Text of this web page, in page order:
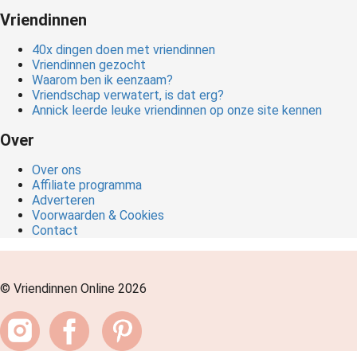
Vriendinnen
40x dingen doen met vriendinnen
Vriendinnen gezocht
Waarom ben ik eenzaam?
Vriendschap verwatert, is dat erg?
Annick leerde leuke vriendinnen op onze site kennen
Over
Over ons
Affiliate programma
Adverteren
Voorwaarden & Cookies
Contact
© Vriendinnen Online 2026